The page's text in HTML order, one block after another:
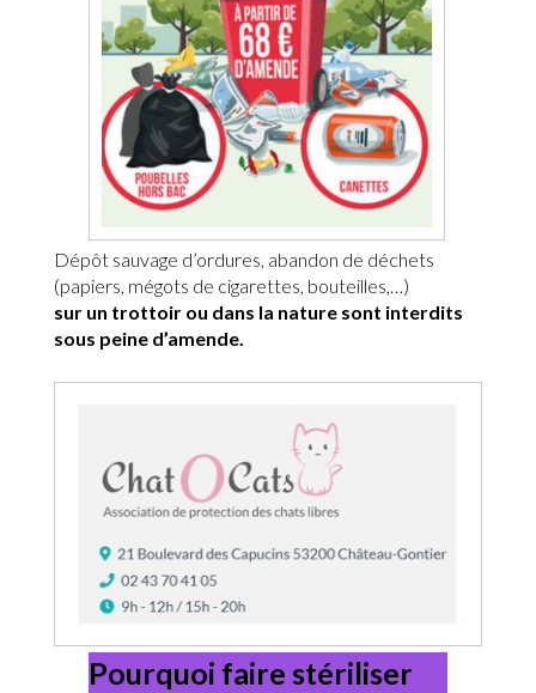
Dépôt sauvage d’ordures, abandon de déchets
(papiers, mégots de cigarettes, bouteilles,…)
sur un trottoir ou dans la nature sont interdits
sous peine d’amende.
Pourquoi faire stériliser